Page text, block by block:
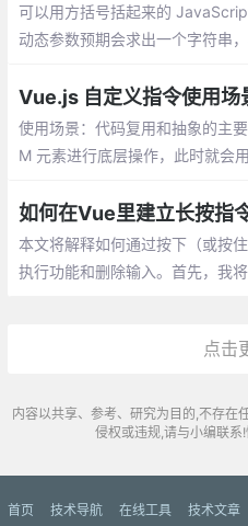
可以用方括号括起来的
动态参数预期会求出一个字符串
都将会触发一个警告。
Vue.js 自定义指令使用场
使用场景：代码复用和抽象的主
M 元素进行底层操作，此时就会
如何在Vue里建立长按指
本文将解释如何通过按下（或按
执行功能和删除输入。首先，我
点击
内容以共享、参考、研究为目的,不存在
侵权或违规,请与小编联系
首页 技术导航 在线工具 技术文章